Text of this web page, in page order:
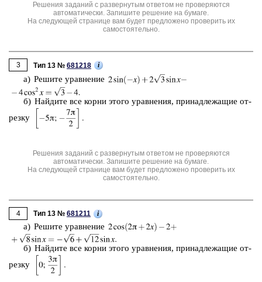
Решения заданий с развернутым ответом не проверяются
автоматически. Запишите решение на бумаге.
На следующей странице вам будет предложено проверить их
самостоятельно.
3 Тип 13 № 681218 i
а) Ре­ши­те урав­не­ние
б) Най­ди­те все корни этого урав­не­ния, при­над­ле­жа­щие от­
рез­ку
Решения заданий с развернутым ответом не проверяются
автоматически. Запишите решение на бумаге.
На следующей странице вам будет предложено проверить их
самостоятельно.
4 Тип 13 № 681211 i
a) Ре­ши­те урав­не­ние
б) Най­ди­те все корни этого урав­не­ния, при­над­ле­жа­щие от­
рез­ку